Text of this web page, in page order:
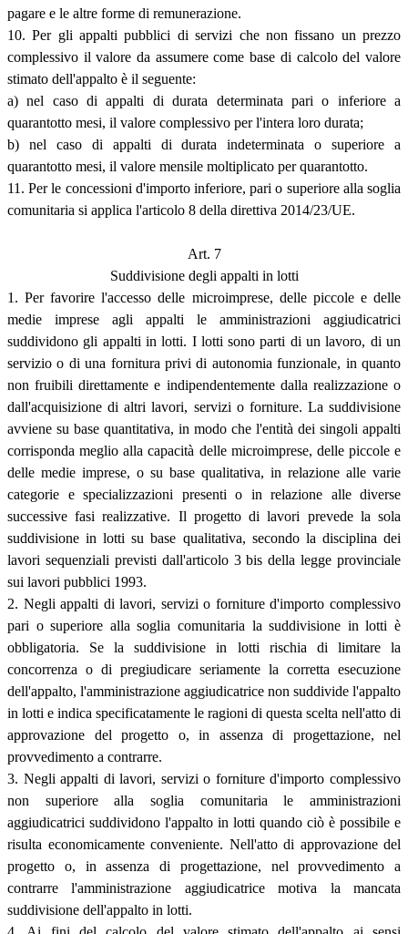
pagare e le altre forme di remunerazione.
10. Per gli appalti pubblici di servizi che non fissano un prezzo
complessivo il valore da assumere come base di calcolo del valore
stimato dell'appalto è il seguente:
a) nel caso di appalti di durata determinata pari o inferiore a
quarantotto mesi, il valore complessivo per l'intera loro durata;
b) nel caso di appalti di durata indeterminata o superiore a
quarantotto mesi, il valore mensile moltiplicato per quarantotto.
11. Per le concessioni d'importo inferiore, pari o superiore alla soglia
comunitaria si applica l'articolo 8 della direttiva 2014/23/UE.
Art. 7
Suddivisione degli appalti in lotti
1. Per favorire l'accesso delle microimprese, delle piccole e delle
medie imprese agli appalti le amministrazioni aggiudicatrici
suddividono gli appalti in lotti. I lotti sono parti di un lavoro, di un
servizio o di una fornitura privi di autonomia funzionale, in quanto
non fruibili direttamente e indipendentemente dalla realizzazione o
dall'acquisizione di altri lavori, servizi o forniture. La suddivisione
avviene su base quantitativa, in modo che l'entità dei singoli appalti
corrisponda meglio alla capacità delle microimprese, delle piccole e
delle medie imprese, o su base qualitativa, in relazione alle varie
categorie e specializzazioni presenti o in relazione alle diverse
successive fasi realizzative. Il progetto di lavori prevede la sola
suddivisione in lotti su base qualitativa, secondo la disciplina dei
lavori sequenziali previsti dall'articolo 3 bis della legge provinciale
sui lavori pubblici 1993.
2. Negli appalti di lavori, servizi o forniture d'importo complessivo
pari o superiore alla soglia comunitaria la suddivisione in lotti è
obbligatoria. Se la suddivisione in lotti rischia di limitare la
concorrenza o di pregiudicare seriamente la corretta esecuzione
dell'appalto, l'amministrazione aggiudicatrice non suddivide l'appalto
in lotti e indica specificatamente le ragioni di questa scelta nell'atto di
approvazione del progetto o, in assenza di progettazione, nel
provvedimento a contrarre.
3. Negli appalti di lavori, servizi o forniture d'importo complessivo
non superiore alla soglia comunitaria le amministrazioni
aggiudicatrici suddividono l'appalto in lotti quando ciò è possibile e
risulta economicamente conveniente. Nell'atto di approvazione del
progetto o, in assenza di progettazione, nel provvedimento a
contrarre l'amministrazione aggiudicatrice motiva la mancata
suddivisione dell'appalto in lotti.